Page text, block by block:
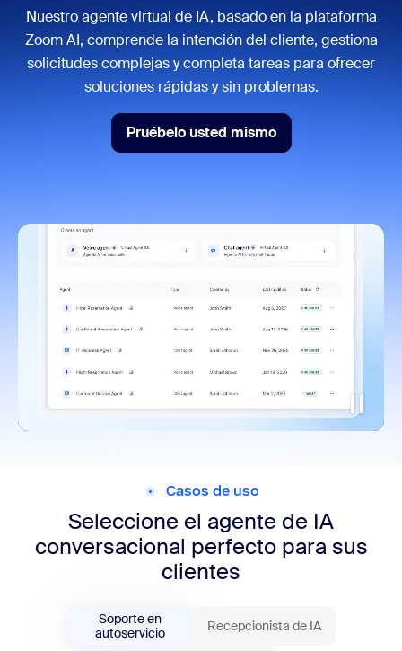
Nuestro agente virtual de IA, basado en la plataforma
Zoom AI, comprende la intención del cliente, gestiona
solicitudes complejas y completa tareas para ofrecer
soluciones rápidas y sin problemas.
Pruébelo usted mismo
Pruébelo usted mismo
Casos de uso
Seleccione el agente de IA
conversacional perfecto para sus
clientes
Soporte en
autoservicio
Recepcionista de IA